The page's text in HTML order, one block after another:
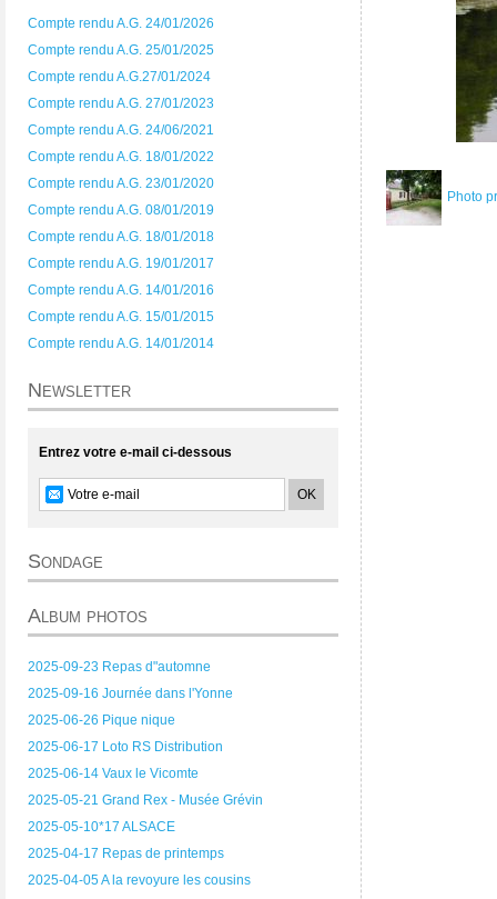
Compte rendu A.G. 24/01/2026
Compte rendu A.G. 25/01/2025
Compte rendu A.G.27/01/2024
Compte rendu A.G. 27/01/2023
Compte rendu A.G. 24/06/2021
Compte rendu A.G. 18/01/2022
Compte rendu A.G. 23/01/2020
Compte rendu A.G. 08/01/2019
Compte rendu A.G. 18/01/2018
Compte rendu A.G. 19/01/2017
Compte rendu A.G. 14/01/2016
Compte rendu A.G. 15/01/2015
Compte rendu A.G. 14/01/2014
Newsletter
Entrez votre e-mail ci-dessous
Sondage
Album photos
2025-09-23 Repas d"automne
2025-09-16 Journée dans l'Yonne
2025-06-26 Pique nique
2025-06-17 Loto RS Distribution
2025-06-14 Vaux le Vicomte
2025-05-21 Grand Rex - Musée Grévin
2025-05-10*17 ALSACE
2025-04-17 Repas de printemps
2025-04-05 A la revoyure les cousins
Photo